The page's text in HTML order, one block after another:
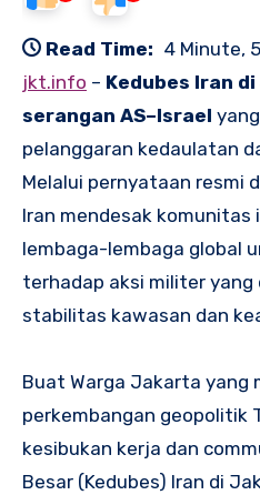
Read Time: 4 Minute,
jkt.info – Kedubes Iran
serangan AS–Israel
pelanggaran kedaulatan
Melalui pernyataan resmi
Iran mendesak komunitas
lembaga-lembaga global
terhadap aksi militer yang
stabilitas kawasan dan
Buat Warga Jakarta yang
perkembangan geopolitik
kesibukan kerja dan
Besar (Kedubes) Iran di